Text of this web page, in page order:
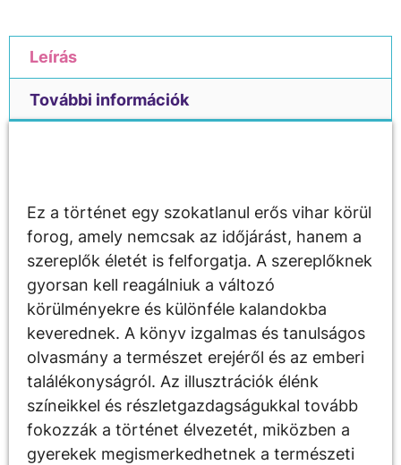
Leírás
További információk
Ez a történet egy szokatlanul erős vihar körül
forog, amely nemcsak az időjárást, hanem a
szereplők életét is felforgatja. A szereplőknek
gyorsan kell reagálniuk a változó
körülményekre és különféle kalandokba
keverednek. A könyv izgalmas és tanulságos
olvasmány a természet erejéről és az emberi
találékonyságról. Az illusztrációk élénk
színeikkel és részletgazdagságukkal tovább
fokozzák a történet élvezetét, miközben a
gyerekek megismerkedhetnek a természeti